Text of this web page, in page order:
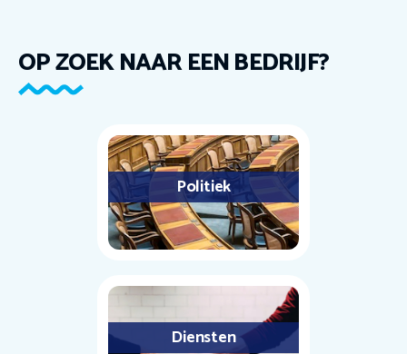
OP ZOEK NAAR EEN BEDRIJF?
Politiek
Diensten